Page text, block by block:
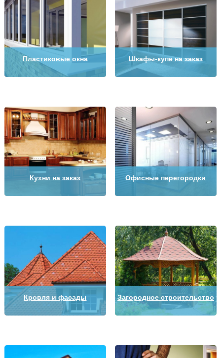
Пластиковые окна Шкафы-купе на заказ
Кухни на заказ Офисные перегородки
Кровля и фасады Загородное строительство